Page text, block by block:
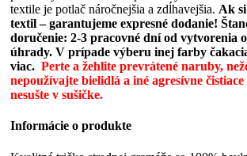
textile je potlač náročnejšia a zdĺhavejšia. Ak
textil – garantujeme expresné dodanie!
doručenie: 2-3 pracovné dní od vytvorenia
úhrady. V prípade výberu inej farby
viac. Perte a žehlite prevrátené naruby,
nepoužívajte bielidlá a iné agresívne
nesušte v sušičke.
Informácie o produkte